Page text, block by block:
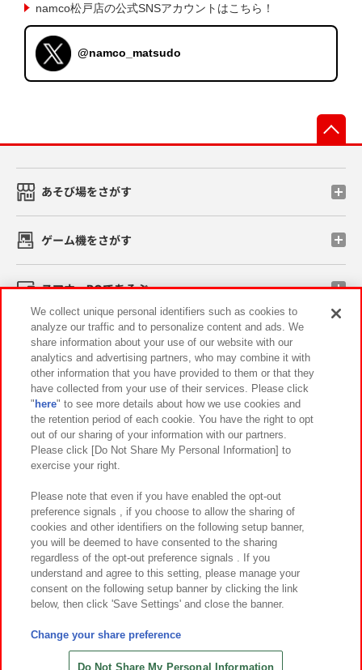
namco松戸店の公式SNSアカウントはこちら！
@namco_matsudo
あそび場をさがす
ゲーム機をさがす
スマホ・PCであそぶ
イベント・キャンペーン
関連会社 サステナビリティ サイトポリシー
プライバシーポリシー ウェブアクセシビリティ方針と検証結果
お取引先さまとともに
カスタマーハラスメント対応方針 よくあるご質問・お問い合わせ
©Bandai Namco Amusement Inc.
©Bandai Namco Amusement Lab Inc.
©HANAYASHIKI Co., Ltd. All Rights Reserved.
We collect unique personal identifiers such as cookies to
analyze our traffic and to personalize content and ads. We
share information about your use of our website with our
analytics and advertising partners, who may combine it with
other information that you have provided to them or that they
have collected from your use of their services. Please click
" here" to see more details about how we use cookies and
the retention period of each cookie. You have the right to opt
out of our sharing of your information with our partners.
Please click [Do Not Share My Personal Information] to
exercise your right.
Please note that even if you have enabled the opt-out
preference signals , if you choose to allow the sharing of
cookies and other identifiers on the following setup banner,
you will be deemed to have consented to the sharing
regardless of the opt-out preference signals . If you
understand and agree to this setting, please manage your
consent on the following setup banner by clicking the link
below, then click 'Save Settings' and close the banner.
Change your share preference
Do Not Share My Personal Information